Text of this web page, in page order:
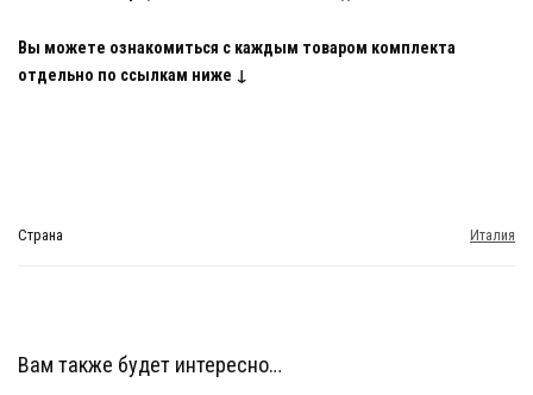
Вы можете ознакомиться с каждым товаром комплекта
отдельно по ссылкам ниже ↓
Страна Италия
Вам также будет интересно…